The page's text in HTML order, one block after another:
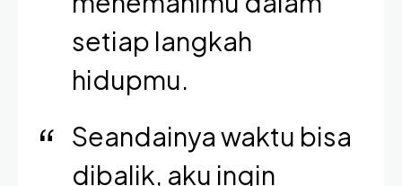
setiap langkah
hidupmu.
Seandainya waktu bisa
dibalik, aku ingin